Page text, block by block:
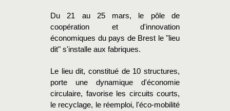
Du 21 au 25 mars, le pôle de
coopération et d'innovation
économiques du pays de Brest le "lieu
dit" s'installe aux fabriques.
Le lieu dit, constitué de 10 structures,
porte une dynamique d'économie
circulaire, favorise les circuits courts,
le recyclage, le réemploi, l'éco-mobilité